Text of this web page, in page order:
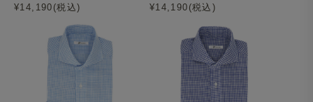
¥14,190(税込) ¥14,190(税込)